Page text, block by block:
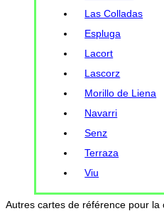
Las Colladas
Espluga
Lacort
Lascorz
Morillo de Liena
Navarri
Senz
Terraza
Viu
Autres cartes de référence pour